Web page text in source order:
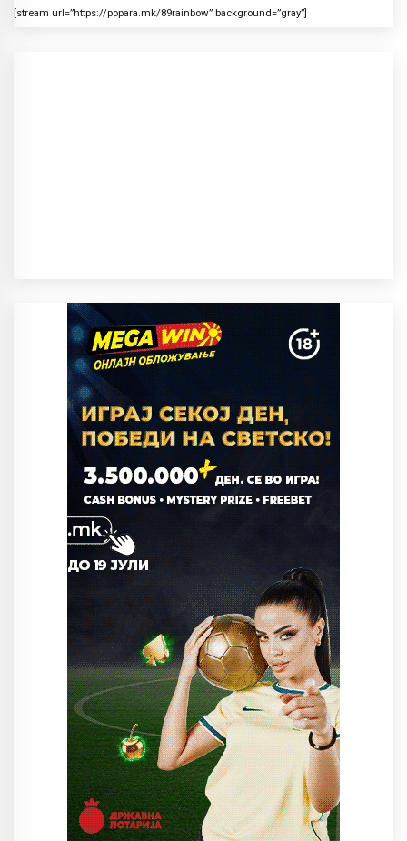
[stream url=”https://popara.mk/89rainbow” background=”gray”]